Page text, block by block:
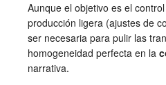
Aunque el objetivo es el
producción ligera (ajustes de
ser necesaria para pulir las
homogeneidad perfecta en la
narrativa.